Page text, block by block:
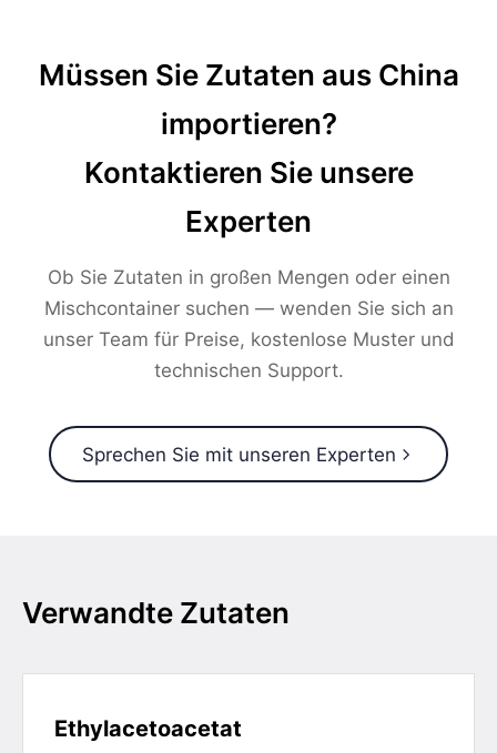
Müssen Sie Zutaten aus China
importieren?
Kontaktieren Sie unsere
Experten
Ob Sie Zutaten in großen Mengen oder einen
Mischcontainer suchen — wenden Sie sich an
unser Team für Preise, kostenlose Muster und
technischen Support.
Sprechen Sie mit unseren Experten
Verwandte Zutaten
Ethylacetoacetat